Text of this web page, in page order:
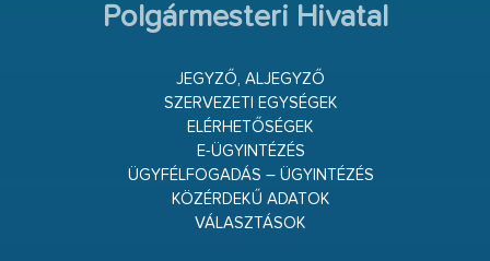
Polgármesteri Hivatal
JEGYZŐ, ALJEGYZŐ
SZERVEZETI EGYSÉGEK
ELÉRHETŐSÉGEK
E-ÜGYINTÉZÉS
ÜGYFÉLFOGADÁS – ÜGYINTÉZÉS
KÖZÉRDEKŰ ADATOK
VÁLASZTÁSOK